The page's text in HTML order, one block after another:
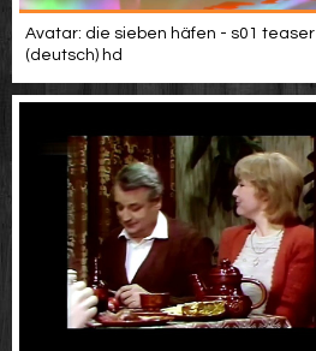
Avatar: die sieben häfen - s01 teaser
(deutsch) hd